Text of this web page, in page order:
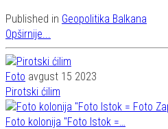
Published in Geopolitika Balkana
Opširnije...
Foto avgust 15 2023
Pirotski ćilim
Foto kolonija "Foto Istok =…